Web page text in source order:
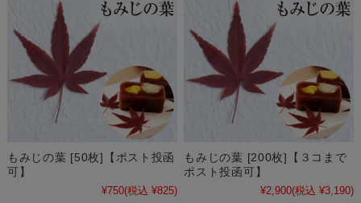
もみじの葉 [50枚]【ポスト投函
可】
¥750(税込 ¥825)
もみじの葉 [200枚]【３コまで
ポスト投函可】
¥2,900(税込 ¥3,190)